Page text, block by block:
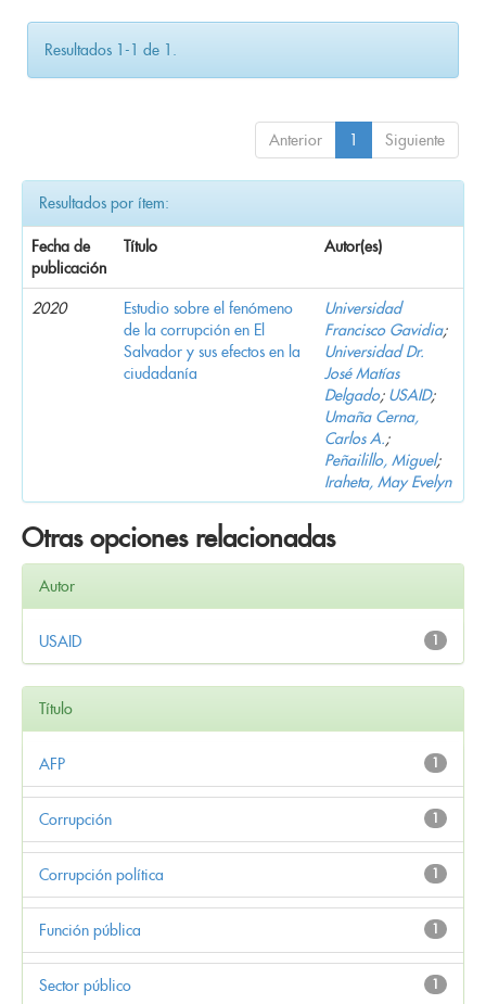
Resultados 1-1 de 1.
Anterior 1 Siguiente
Resultados por ítem:
Fecha de
publicación
Título Autor(es)
2020
Estudio sobre el fenómeno
de la corrupción en El
Salvador y sus efectos en la
ciudadanía
Universidad
Francisco Gavidia;
Universidad Dr.
José Matías
Delgado; USAID;
Umaña Cerna,
Carlos A.;
Peñailillo, Miguel;
Iraheta, May Evelyn
Otras opciones relacionadas
Autor
1
USAID
Título
1
AFP
1
Corrupción
1
Corrupción política
1
Función pública
1
Sector público